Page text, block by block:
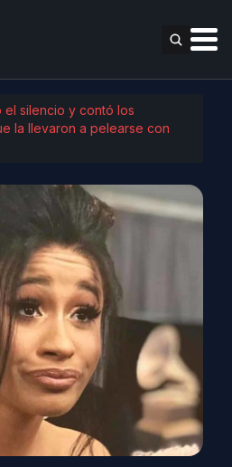
el silencio y contó los
la llevaron a pelearse con